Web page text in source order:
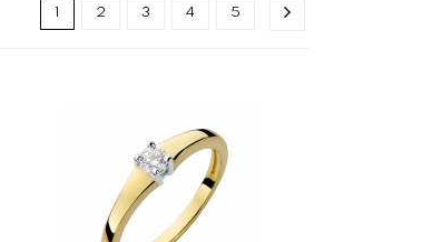
1 2 3 4 5